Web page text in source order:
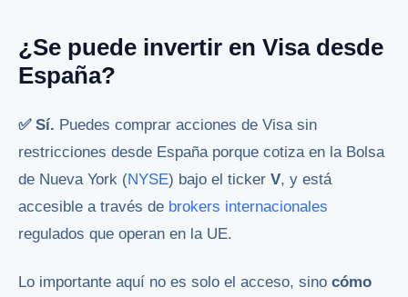
¿Se puede invertir en Visa desde
España?
✅ Sí. Puedes comprar acciones de Visa sin
restricciones desde España porque cotiza en la Bolsa
de Nueva York (NYSE) bajo el ticker V, y está
accesible a través de brokers internacionales
regulados que operan en la UE.
Lo importante aquí no es solo el acceso, sino cómo